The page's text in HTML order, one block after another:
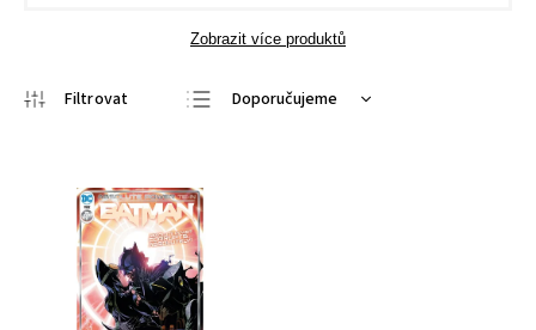
Zobrazit více produktů
Doporučujeme